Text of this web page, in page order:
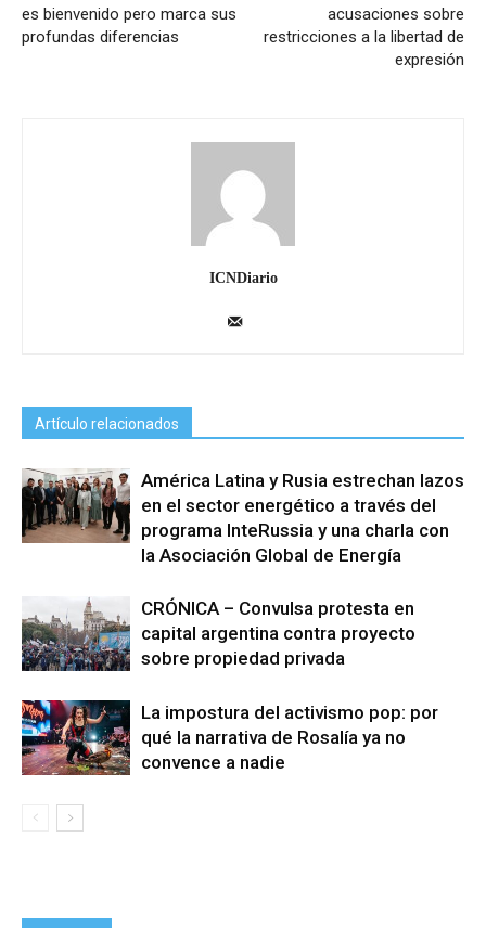
es bienvenido pero marca sus
profundas diferencias
acusaciones sobre
restricciones a la libertad de
expresión
ICNDiario
Artículo relacionados
América Latina y Rusia estrechan lazos
en el sector energético a través del
programa InteRussia y una charla con
la Asociación Global de Energía
CRÓNICA – Convulsa protesta en
capital argentina contra proyecto
sobre propiedad privada
La impostura del activismo pop: por
qué la narrativa de Rosalía ya no
convence a nadie